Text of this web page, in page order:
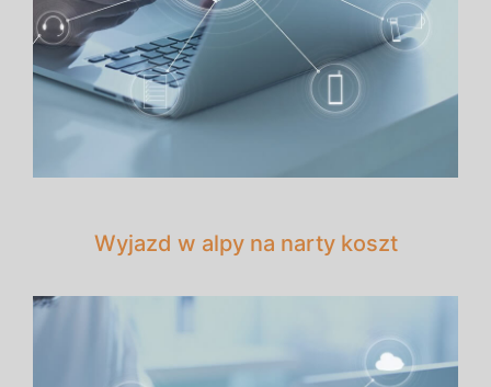
Wyjazd w alpy na narty koszt